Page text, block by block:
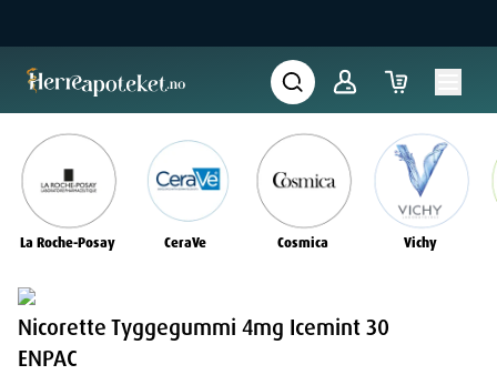
La Roche-Posay CeraVe Cosmica Vichy
Nicorette Tyggegummi 4mg Icemint 30
ENPAC